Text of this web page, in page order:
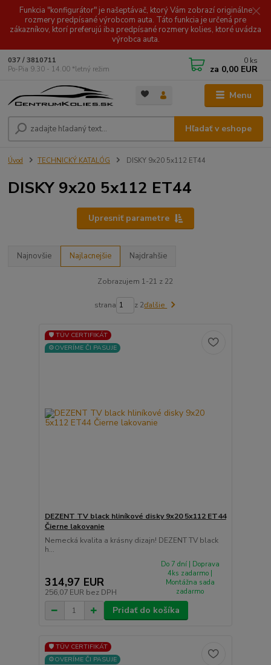
Funkcia "konfigurátor" je našeptávač, ktorý Vám zobrazí originálne
rozmery predpísané výrobcom auta. Táto funkcia je určená pre
zákazníkov, ktorí preferujú iba predpísané rozmery kolies, ktoré uvádza
výrobca auta.
Menu
Hľadať v eshope
037 / 3810711
Po-Pia 9.30 - 14.00 *letný režim
0 ks
za 0,00 EUR
Úvod TECHNICKÝ KATALÓG DISKY 9x20 5x112 ET44
DISKY 9x20 5x112 ET44
Upresniť parametre
Najnovšie Najlacnejšie Najdrahšie
Zobrazujem 1-21 z 22
strana z 2ďalšie
🛡️ TÜV CERTIFIKÁT
⚙️OVERÍME ČI PASUJE
DEZENT TV black hliníkové disky 9x20 5x112 ET44
Čierne lakovanie
Nemecká kvalita a krásny dizajn! DEZENT TV black
h...
314,97 EUR
256,07 EUR bez DPH
Do 7 dní | Doprava
4ks zadarmo |
Montážna sada
zadarmo
Pridať do košíka
🛡️ TÜV CERTIFIKÁT
⚙️OVERÍME ČI PASUJE